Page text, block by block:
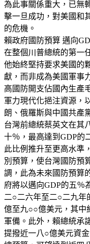
為此事關係重大，已無
擊一旦成功，對美國和
的危機。
賴政府國防預算 邁向
在整個川普總統的第一
他始終堅持要求美國的
獻，而非成為美國軍事
高國防開支佔國內生產
軍力現代化挹注資源，
朗、俄羅斯與中國共產
台灣前總統蔡英文在其
十％，最高達到GDP的
此比例推升至更高水準
別預算，使台灣國防預
調，此為未來國防預算
府將以邁向GDP的五％
二○二六年至二○二九年
億至九○○億美元，其中
軍備。此外，賴總統承
提撥近一八○億美元資